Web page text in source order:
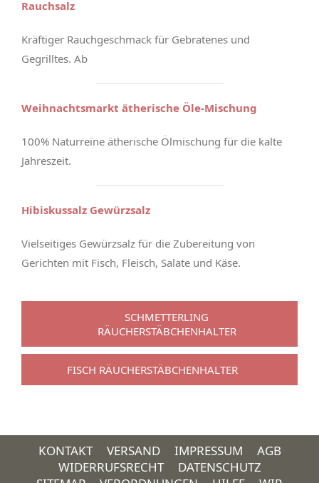
Rauchsalz
Kräftiger Rauchgeschmack für Gebratenes und
Gegrilltes. Ab
Weihnachtsmarkt ätherische Öle-Mischung
100% Naturreine ätherische Ölmischung für die kalte
Jahreszeit.
Hibiskussalz Gewürzsalz
Vielseitiges Gewürzsalz für die Zubereitung von
Gerichten mit Fisch, Fleisch, Salate und Käse.
SCHMETTERLING
RÄUCHERSTÄBCHENHALTER
FISCH RÄUCHERSTÄBCHENHALTER
KONTAKT VERSAND IMPRESSUM
AGB
WIDERRUFSRECHT
DATENSCHUTZ